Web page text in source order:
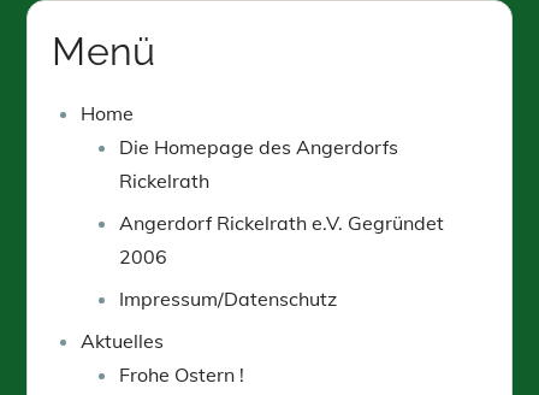
Menü
Home
Die Homepage des Angerdorfs
Rickelrath
Angerdorf Rickelrath e.V. Gegründet
2006
Impressum/Datenschutz
Aktuelles
Frohe Ostern !